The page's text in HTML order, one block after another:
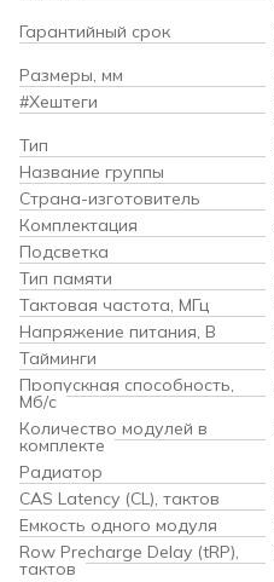
Гарантийный срок
Размеры, мм
#Хештеги
Тип
Название группы
Страна-изготовитель
Комплектация
Подсветка
Тип памяти
Тактовая частота, МГц
Напряжение питания, В
Тайминги
Пропускная способность,
Мб/с
Количество модулей в
комплекте
Радиатор
CAS Latency (CL), тактов
Емкость одного модуля
Row Precharge Delay (tRP),
тактов